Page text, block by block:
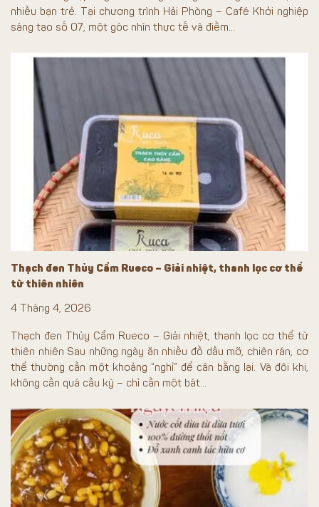
nhiều bạn trẻ. Tại chương trình Hải Phòng – Café Khởi nghiệp
sáng tạo số 07, một góc nhìn thực tế và điềm...
Thạch đen Thủy Cẩm Rueco – Giải nhiệt, thanh lọc cơ thể
từ thiên nhiên
4 Tháng 4, 2026
Thạch đen Thủy Cẩm Rueco – Giải nhiệt, thanh lọc cơ thể từ
thiên nhiên Sau những ngày ăn nhiều đồ dầu mỡ, chiên rán, cơ
thể thường cần một khoảng “nghỉ” để cân bằng lại. Và đôi khi,
không cần quá cầu kỳ – chỉ cần một bát...